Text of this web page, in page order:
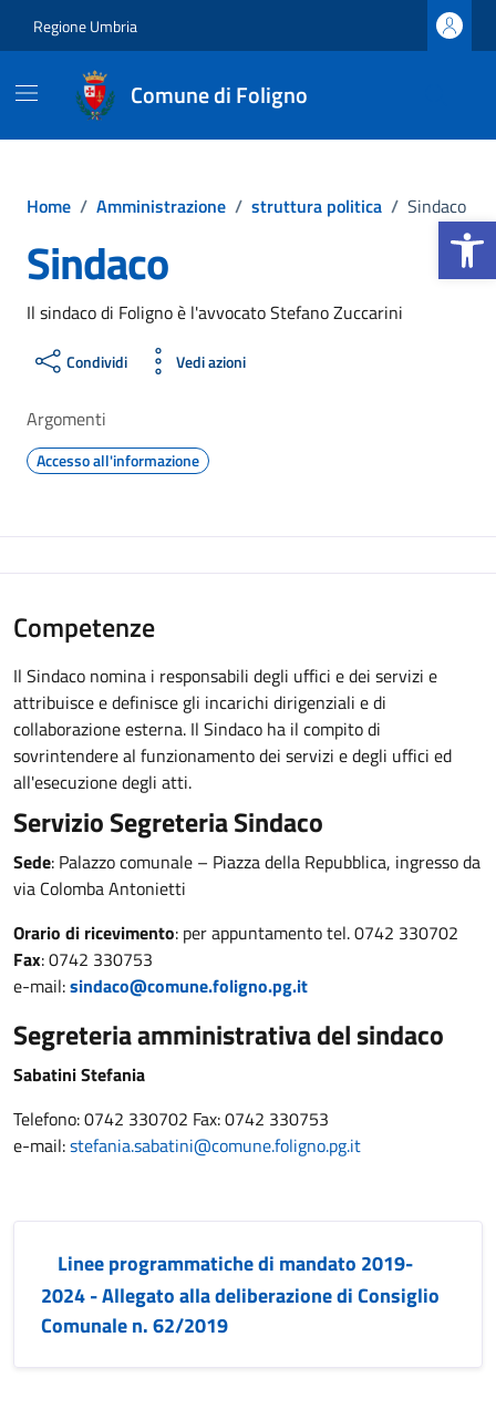
Apri la
Regione Umbria
Comune di Foligno
Home / Amministrazione / struttura politica / Sindaco
Sindaco
Il sindaco di Foligno è l'avvocato Stefano Zuccarini
Condividi Vedi azioni
Argomenti
Accesso all'informazione
Competenze
Il Sindaco nomina i responsabili degli uffici e dei servizi e
attribuisce e definisce gli incarichi dirigenziali e di
collaborazione esterna. Il Sindaco ha il compito di
sovrintendere al funzionamento dei servizi e degli uffici ed
all'esecuzione degli atti.
Servizio Segreteria Sindaco
Sede: Palazzo comunale – Piazza della Repubblica, ingresso da
via Colomba Antonietti
Orario di ricevimento: per appuntamento tel. 0742 330702
Fax: 0742 330753
e-mail:sindaco@comune.foligno.pg.it
Segreteria amministrativa del sindaco
Sabatini Stefania
Telefono: 0742 330702 Fax: 0742 330753
e-mail:stefania.sabatini@comune.foligno.pg.it
Linee programmatiche di mandato 2019-
2024 - Allegato alla deliberazione di Consiglio
Comunale n. 62/2019